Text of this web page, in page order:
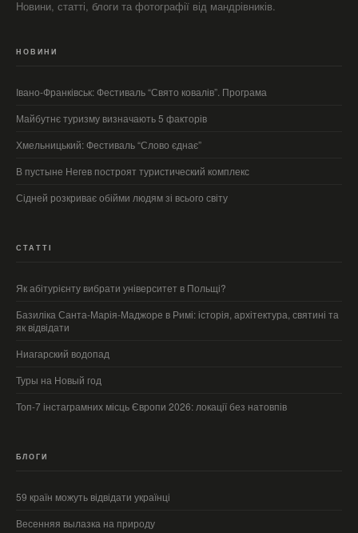
Новини, статті, блоги та фотографії від мандрівників.
НОВИНИ
Івано-Франківськ: Фестиваль “Свято ковалів”. Програма
Майбутнє туризму визначають 5 факторів
Хмельницький: Фестиваль “Слово єднає”
В пустыне Негев построят туристический комплекс
Сідней розкриває обійми людям зі всього світу
СТАТТІ
Як абітурієнту вибрати університет в Польщі?
Базиліка Санта-Марія-Маджоре в Римі: історія, архітектура, святині та
як відвідати
Ниагарский водопад
Туры на Новый год
Топ-7 інстаграмних місць Європи 2026: локації без натовпів
БЛОГИ
59 країн можуть відвідати українці
Весенняя вылазка на природу